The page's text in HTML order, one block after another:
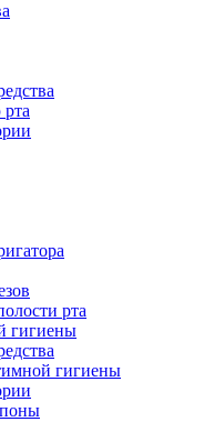
рта
гигиены
гигиены